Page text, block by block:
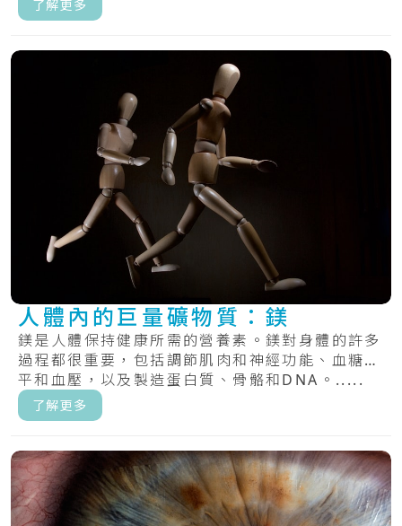
了解更多
人體內的巨量礦物質：鎂
鎂是人體保持健康所需的營養素。鎂對身體的許多
過程都很重要，包括調節肌肉和神經功能、血糖水
平和血壓，以及製造蛋白質、骨骼和DNA。.....
了解更多